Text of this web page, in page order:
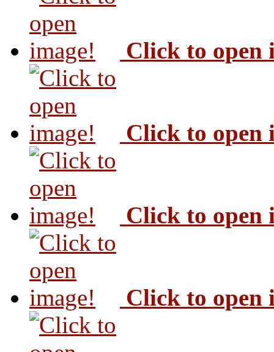
Click to open
Click to open
Click to open
Click to open